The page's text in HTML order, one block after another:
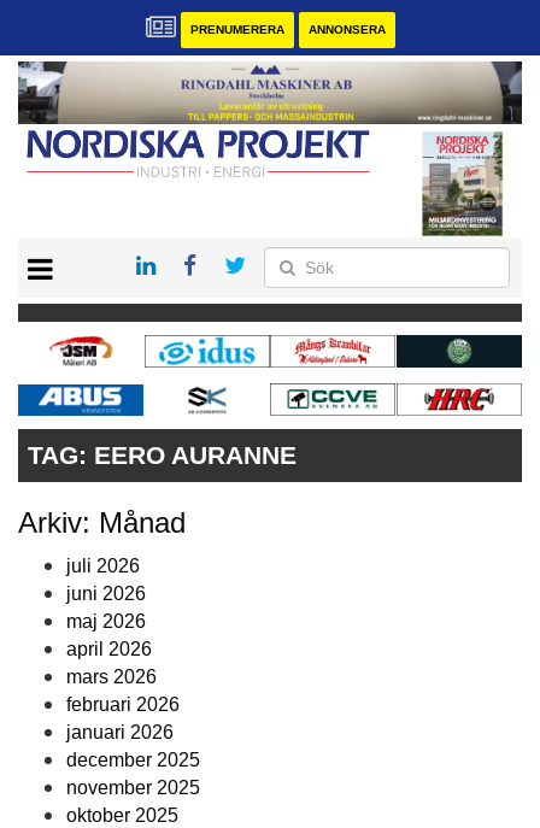
PRENUMERERA ANNONSERA
KONTAKT
VÅRA ANDRA MAGASIN
PRENUMERERA
ANNONSERA
TAG: EERO AURANNE
Arkiv: Månad
juli 2026
juni 2026
maj 2026
april 2026
mars 2026
februari 2026
januari 2026
december 2025
november 2025
oktober 2025